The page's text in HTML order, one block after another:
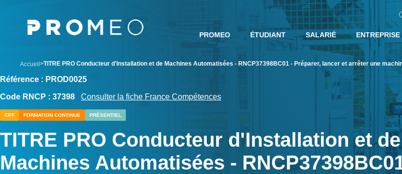
PROMEO ÉTUDIANT SALARIÉ ENTREPRISE
Accueil TITRE PRO Conducteur d'Installation et de Machines Automatisées - RNCP37398BC01 - Préparer, lancer et arrêter une
Référence : PROD0025
Code RNCP : 37398 Consulter la fiche France Compétences
CPF FORMATION CONTINUE PRÉSENTIEL
TITRE PRO Conducteur d'Installation et de
Machines Automatisées -